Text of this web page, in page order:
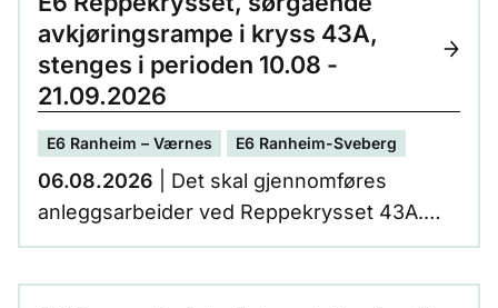
avkjøringsrampe i kryss 43A,
stenges i perioden 10.08 -
21.09.2026
E6 Ranheim – Værnes E6 Ranheim-Sveberg
06.08.2026 | Det skal gjennomføres
anleggsarbeider ved Reppekrysset 43A.
Sørgående avkjøringsrampe stenges i